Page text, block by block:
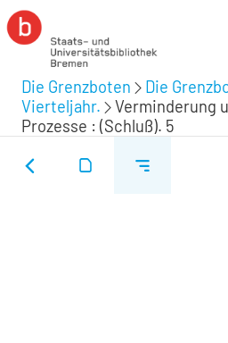
Die Grenzboten Die
Vierteljahr.
Verminderung
Prozesse : (Schluß). 5